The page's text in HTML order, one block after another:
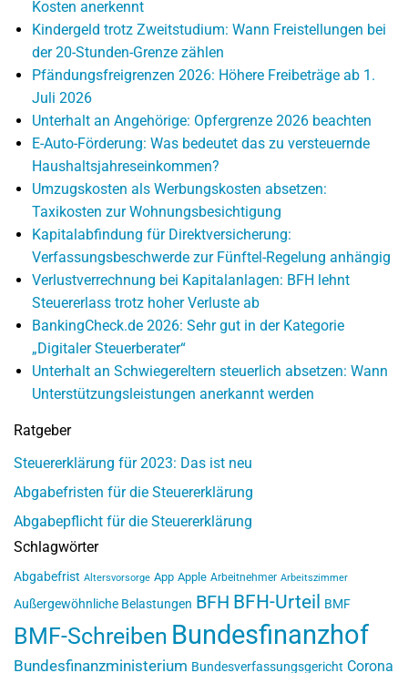
Kosten anerkennt
Kindergeld trotz Zweitstudium: Wann Freistellungen bei
der 20-Stunden-Grenze zählen
Pfändungsfreigrenzen 2026: Höhere Freibeträge ab 1.
Juli 2026
Unterhalt an Angehörige: Opfergrenze 2026 beachten
E-Auto-Förderung: Was bedeutet das zu versteuernde
Haushaltsjahreseinkommen?
Umzugskosten als Werbungskosten absetzen:
Taxikosten zur Wohnungsbesichtigung
Kapitalabfindung für Direktversicherung:
Verfassungsbeschwerde zur Fünftel-Regelung anhängig
Verlustverrechnung bei Kapitalanlagen: BFH lehnt
Steuererlass trotz hoher Verluste ab
BankingCheck.de 2026: Sehr gut in der Kategorie
„Digitaler Steuerberater“
Unterhalt an Schwiegereltern steuerlich absetzen: Wann
Unterstützungsleistungen anerkannt werden
Ratgeber
Steuererklärung für 2023: Das ist neu
Abgabefristen für die Steuererklärung
Abgabepflicht für die Steuererklärung
Schlagwörter
Abgabefrist Altersvorsorge App Apple Arbeitnehmer Arbeitszimmer
Außergewöhnliche Belastungen BFH BFH-Urteil BMF
BMF-Schreiben Bundesfinanzhof
Bundesfinanzministerium Bundesverfassungsgericht Corona